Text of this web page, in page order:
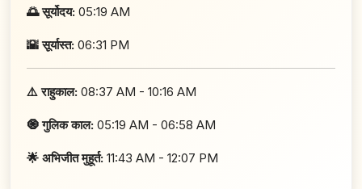
🌅 सूर्योदय: 05:19 AM
🌇 सूर्यास्त: 06:31 PM
⚠️ राहुकाल: 08:37 AM - 10:16 AM
🧿 गुलिक काल: 05:19 AM - 06:58 AM
🌟 अभिजीत मुहूर्त: 11:43 AM - 12:07 PM